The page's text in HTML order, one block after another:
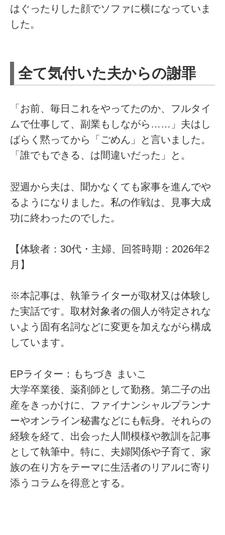
はぐったりした顔でソファに横になっていま
した。
全て気付いた夫からの謝罪
「お前、毎日これをやってたのか、フルタイ
ムで仕事して、副業もしながら……」夫はし
ばらく黙ってから「ごめん」と言いました。
「誰でもできる、は間違いだった」と。
翌週から夫は、聞かなくても家事を進んでや
るようになりました。私の作戦は、見事大成
功に終わったのでした。
【体験者：30代・主婦、回答時期：2026年2
月】
※本記事は、執筆ライターが取材又は体験し
た実話です。取材対象者の個人が特定されな
いよう固有名詞などに変更を加えながら構成
しています。
EPライター：もちづき まいこ
大学卒業後、薬剤師として勤務。第二子の出
産をきっかけに、ファイナンシャルプランナ
ーやオンライン秘書などにも転身。それらの
経験を経て、出会った人間模様や教訓を記事
として執筆中。特に、夫婦関係や子育て、家
族の在り方をテーマに生活者のリアルに寄り
添うコラムを得意とする。